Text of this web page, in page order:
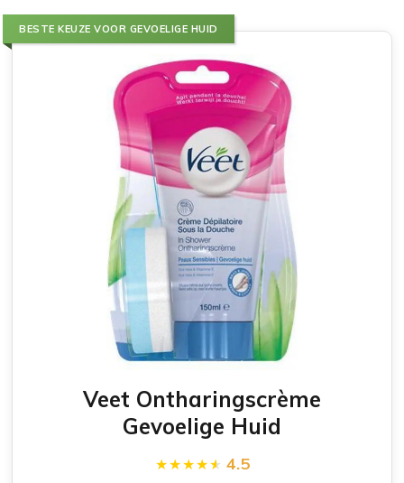
BESTE KEUZE VOOR GEVOELIGE HUID
Veet Ontharingscrème
Gevoelige Huid
4.5